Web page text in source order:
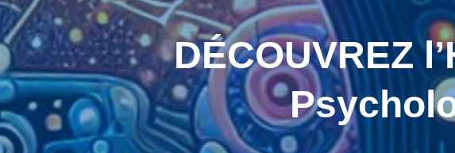
DÉCOUVREZ